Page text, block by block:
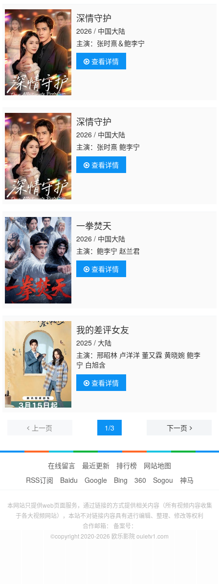
深情守护
2026 / 中国大陆
主演：张时熹＆鲍李宁
查看详情
深情守护
2026 / 中国大陆
主演：张时熹 鲍李宁
查看详情
一拳焚天
2026 / 中国大陆
主演：鲍李宁 赵兰君
查看详情
我的差评女友
2025 / 大陆
主演：邢昭林 卢洋洋 董又霖 黄晓婉 鲍李
宁 白旭含
查看详情
上一页 1/3 下一页
在线留言 最近更新 排行榜
网站地图
RSS订阅
Baidu Google Bing 360 Sogou 神马
本网站只提供web页面服务，通过链接的方式提供相关内容（所有视频内容收集
于各大视频网站），本站不对链接内容具有进行编辑、整理、修改等权利
合作邮箱： 备案号：
©copyright 2020-2026 欧乐影院 ouletv1.com